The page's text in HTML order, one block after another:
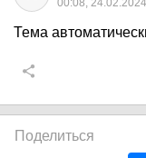
00:08, 24.02.2024
Тема
Поделиться